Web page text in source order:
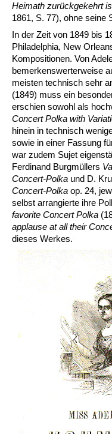
Heimath zurückgekehrt
1861, S. 77), ohne seine
In der Zeit von 1849 bis
Philadelphia, New
Kompositionen. Von
bemerkenswerterweise
meisten technisch sehr
(1849) muss ein
erschien sowohl als
Concert Polka with
hinein in technisch
sowie in einer Fassung
war zudem Sujet
Ferdinand Burgmüllers
Concert-Polka und D.
Concert-Polka op. 24,
selbst arrangierte ihre
favorite Concert Polka
applause at all their
dieses Werkes.